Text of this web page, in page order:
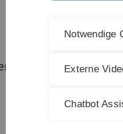
für die E-Learning-
Notwendige
Externe
Chatbot